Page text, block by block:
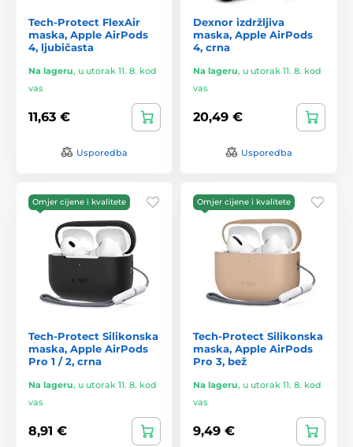
Tech-Protect FlexAir
maska, Apple AirPods
4, ljubičasta
Na lageru, u utorak 11. 8. kod
vas
11,63 €
Usporedba
Dexnor izdržljiva
maska, Apple AirPods
4, crna
Na lageru, u utorak 11. 8. kod
vas
20,49 €
Usporedba
Omjer cijene i kvalitete
Tech-Protect Silikonska
maska, Apple AirPods
Pro 1 / 2, crna
Na lageru, u utorak 11. 8. kod
vas
8,91 €
Omjer cijene i kvalitete
Tech-Protect Silikonska
maska, Apple AirPods
Pro 3, bež
Na lageru, u utorak 11. 8. kod
vas
9,49 €